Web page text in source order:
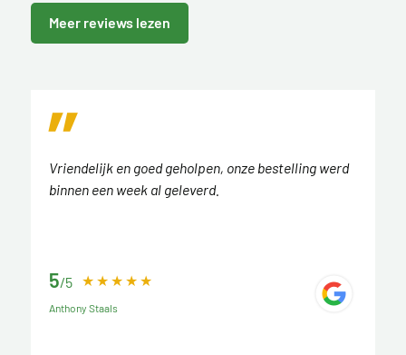
Meer reviews lezen
Vriendelijk en goed geholpen, onze bestelling werd
binnen een week al geleverd.
5/5
Anthony Staals